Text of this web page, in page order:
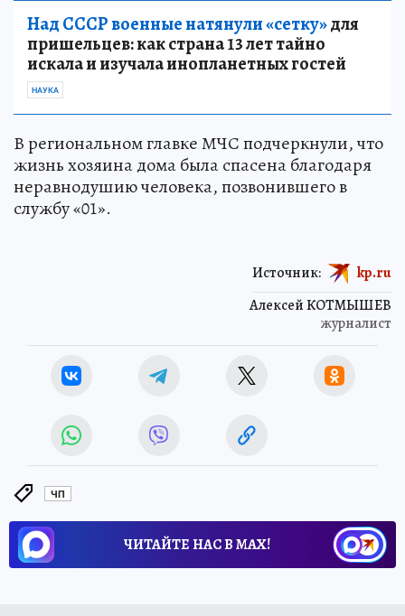
Над СССР военные натянули «сетку»для
пришельцев: как страна 13 лет тайно
искала и изучала инопланетных гостей
НАУКА
В региональном главке МЧС подчеркнули, что
жизнь хозяина дома была спасена благодаря
неравнодушию человека, позвонившего в
службу «01».
Алексей КОТМЫШЕВ
журналист
Источник: kp.ru
ЧП
ЧИТАЙТЕ НАС В МАХ!